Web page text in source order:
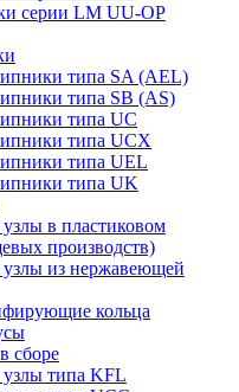
серии LM UU-OP
типа SA (AEL)
типа SB (AS)
типа UC
типа UCX
типа UEL
типа UK
в пластиковом
производств)
из нержавеющей
кольца
сборе
типа KFL